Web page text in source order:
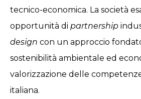
tecnico-economica. La società
opportunità di partnership
design con un approccio
sostenibilità ambientale ed
valorizzazione delle
italiana.